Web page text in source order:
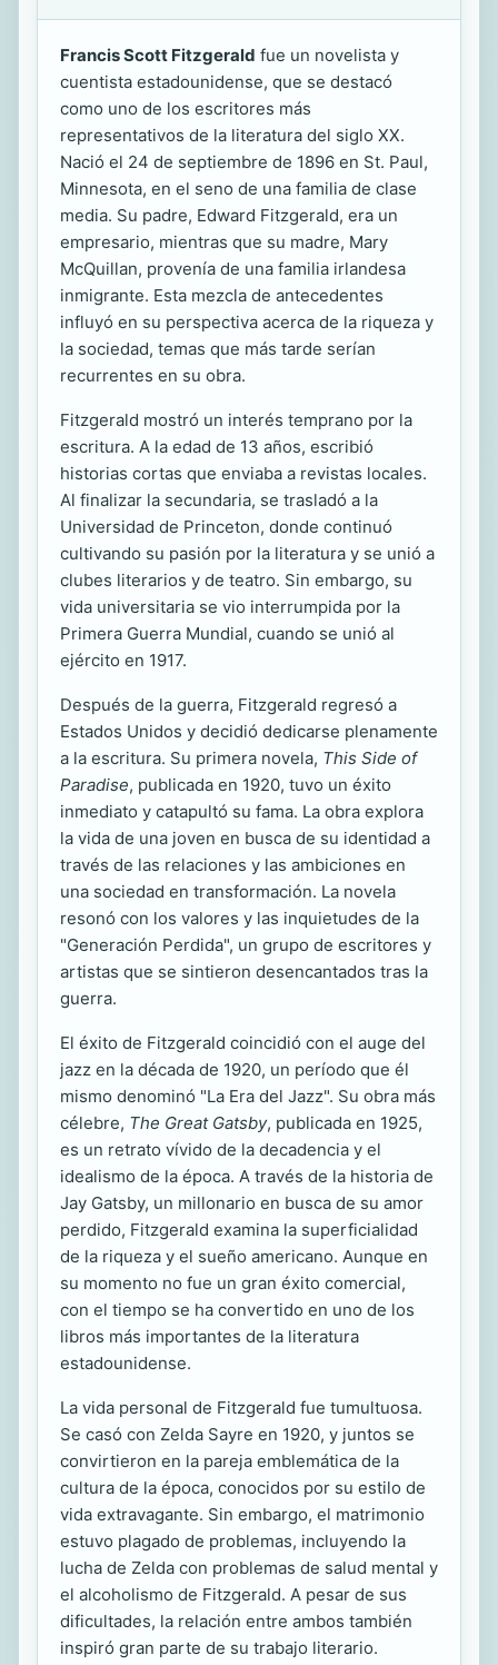
Francis Scott Fitzgerald fue un novelista y
cuentista estadounidense, que se destacó
como uno de los escritores más
representativos de la literatura del siglo XX.
Nació el 24 de septiembre de 1896 en St. Paul,
Minnesota, en el seno de una familia de clase
media. Su padre, Edward Fitzgerald, era un
empresario, mientras que su madre, Mary
McQuillan, provenía de una familia irlandesa
inmigrante. Esta mezcla de antecedentes
influyó en su perspectiva acerca de la riqueza y
la sociedad, temas que más tarde serían
recurrentes en su obra.
Fitzgerald mostró un interés temprano por la
escritura. A la edad de 13 años, escribió
historias cortas que enviaba a revistas locales.
Al finalizar la secundaria, se trasladó a la
Universidad de Princeton, donde continuó
cultivando su pasión por la literatura y se unió a
clubes literarios y de teatro. Sin embargo, su
vida universitaria se vio interrumpida por la
Primera Guerra Mundial, cuando se unió al
ejército en 1917.
Después de la guerra, Fitzgerald regresó a
Estados Unidos y decidió dedicarse plenamente
a la escritura. Su primera novela, This Side of
Paradise, publicada en 1920, tuvo un éxito
inmediato y catapultó su fama. La obra explora
la vida de una joven en busca de su identidad a
través de las relaciones y las ambiciones en
una sociedad en transformación. La novela
resonó con los valores y las inquietudes de la
"Generación Perdida", un grupo de escritores y
artistas que se sintieron desencantados tras la
guerra.
El éxito de Fitzgerald coincidió con el auge del
jazz en la década de 1920, un período que él
mismo denominó "La Era del Jazz". Su obra más
célebre, The Great Gatsby, publicada en 1925,
es un retrato vívido de la decadencia y el
idealismo de la época. A través de la historia de
Jay Gatsby, un millonario en busca de su amor
perdido, Fitzgerald examina la superficialidad
de la riqueza y el sueño americano. Aunque en
su momento no fue un gran éxito comercial,
con el tiempo se ha convertido en uno de los
libros más importantes de la literatura
estadounidense.
La vida personal de Fitzgerald fue tumultuosa.
Se casó con Zelda Sayre en 1920, y juntos se
convirtieron en la pareja emblemática de la
cultura de la época, conocidos por su estilo de
vida extravagante. Sin embargo, el matrimonio
estuvo plagado de problemas, incluyendo la
lucha de Zelda con problemas de salud mental y
el alcoholismo de Fitzgerald. A pesar de sus
dificultades, la relación entre ambos también
inspiró gran parte de su trabajo literario.